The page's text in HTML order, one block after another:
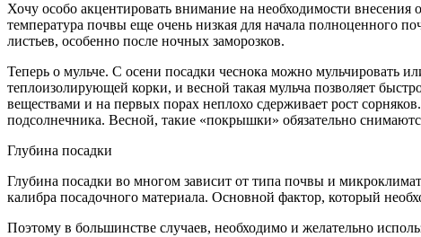
Хочу особо акцентировать внимание на необходимости внесения
температура почвы еще очень низкая для начала полноценного
листьев, особенно после ночных заморозков.
Теперь о мульче. С осени посадки чеснока можно мульчировать
теплоизолирующей корки, и весной такая мульча позволяет
веществами и на первых порах неплохо сдерживает рост
подсолнечника. Весной, такие «покрышки» обязательно
Глубина посадки
Глубина посадки во многом зависит от типа почвы и
калибра посадочного материала. Основной фактор, который
Поэтому в большинстве случаев, необходимо и желательно